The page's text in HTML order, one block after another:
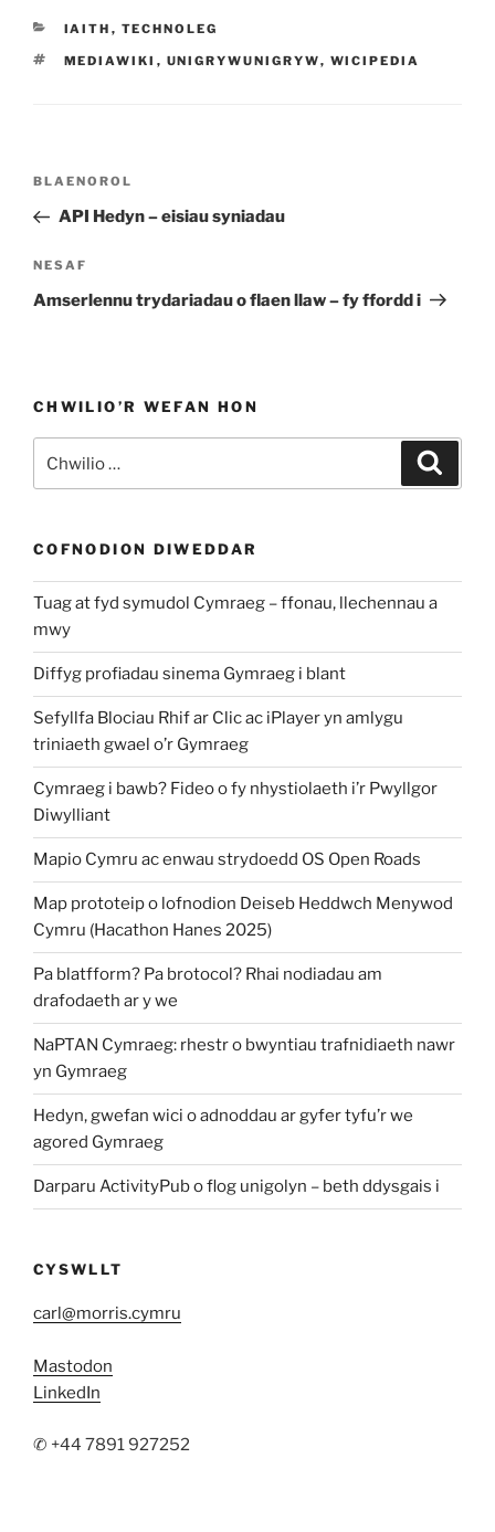
CATEGORÏAU
IAITH , TECHNOLEG
TAGIAU
MEDIAWIKI , UNIGRYWUNIGRYW, WICIPEDIA
Llywio
Cofnod
Blaenorol
BLAENOROL
API Hedyn – eisiau syniadau
Cofnod
Nesaf
NESAF
Amserlennu trydariadau o flaen llaw – fy ffordd i
CHWILIO’R WEFAN HON
am:
COFNODION DIWEDDAR
Tuag at fyd symudol Cymraeg – ffonau, llechennau a
mwy
Diffyg profiadau sinema Gymraeg i blant
Sefyllfa Blociau Rhif ar Clic ac iPlayer yn amlygu
triniaeth gwael o’r Gymraeg
Cymraeg i bawb? Fideo o fy nhystiolaeth i’r Pwyllgor
Diwylliant
Mapio Cymru ac enwau strydoedd OS Open Roads
Map prototeip o lofnodion Deiseb Heddwch Menywod
Cymru (Hacathon Hanes 2025)
Pa blatfform? Pa brotocol? Rhai nodiadau am
drafodaeth ar y we
NaPTAN Cymraeg: rhestr o bwyntiau trafnidiaeth nawr
yn Gymraeg
Hedyn, gwefan wici o adnoddau ar gyfer tyfu’r we
agored Gymraeg
Darparu ActivityPub o flog unigolyn – beth ddysgais i
CYSWLLT
carl@morris.cymru
Mastodon
LinkedIn
✆ +44 7891 927252